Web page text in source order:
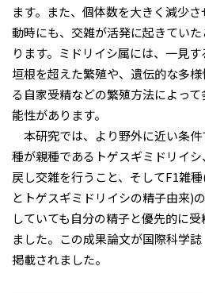
ます。また、個体数を大きく減少
動時にも、交雑が活発に起きてい
ります。ミドリイシ属には、一見
垣根を超えた繁殖や、遺伝的な多
る自家受精などの繁殖方法によっ
能性があります。
本研究では、より野外に近い条
種が親種であるトゲスギミドリイ
戻し交雑を行うこと、そしてF1雑
とトゲスギミドリイシの精子由来)
していても自分の精子と優先的に
ました。この成果論文が国際科学
掲載されました。